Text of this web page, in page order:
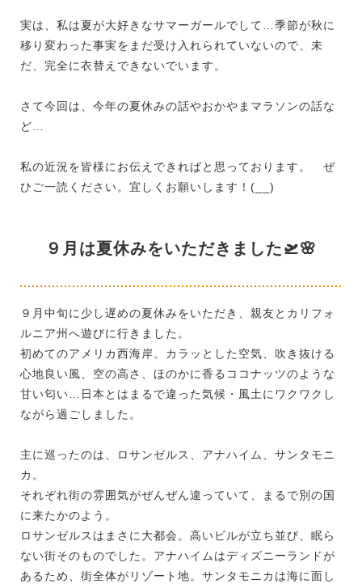
実は、私は夏が大好きなサマーガールでして…季節が秋に
移り変わった事実をまだ受け入れられていないので、未
だ、完全に衣替えできないでいます。
さて今回は、今年の夏休みの話やおかやまマラソンの話な
ど…
私の近況を皆様にお伝えできればと思っております。 ぜ
ひご一読ください。宜しくお願いします！(__)
９月は夏休みをいただきました🛫🌸
９月中旬に少し遅めの夏休みをいただき、親友とカリフォ
ルニア州へ遊びに行きました。
初めてのアメリカ西海岸。カラッとした空気、吹き抜ける
心地良い風、空の高さ、ほのかに香るココナッツのような
甘い匂い…日本とはまるで違った気候・風土にワクワクし
ながら過ごしました。
主に巡ったのは、ロサンゼルス、アナハイム、サンタモニ
カ。
それぞれ街の雰囲気がぜんぜん違っていて、まるで別の国
に来たかのよう。
ロサンゼルスはまさに大都会。高いビルが立ち並び、眠ら
ない街そのものでした。アナハイムはディズニーランドが
あるため、街全体がリゾート地。サンタモニカは海に面し